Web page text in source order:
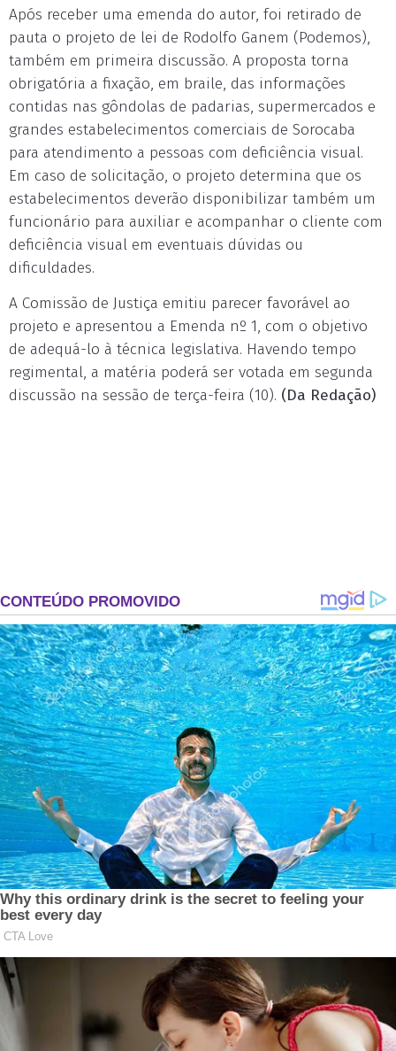
Após receber uma emenda do autor, foi retirado de
pauta o projeto de lei de Rodolfo Ganem (Podemos),
também em primeira discussão. A proposta torna
obrigatória a fixação, em braile, das informações
contidas nas gôndolas de padarias, supermercados e
grandes estabelecimentos comerciais de Sorocaba
para atendimento a pessoas com deficiência visual.
Em caso de solicitação, o projeto determina que os
estabelecimentos deverão disponibilizar também um
funcionário para auxiliar e acompanhar o cliente com
deficiência visual em eventuais dúvidas ou
dificuldades.
A Comissão de Justiça emitiu parecer favorável ao
projeto e apresentou a Emenda nº 1, com o objetivo
de adequá-lo à técnica legislativa. Havendo tempo
regimental, a matéria poderá ser votada em segunda
discussão na sessão de terça-feira (10). (Da Redação)